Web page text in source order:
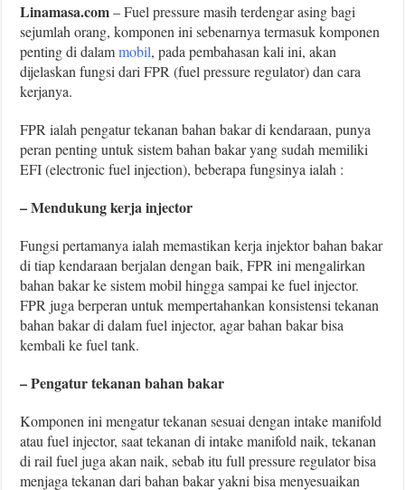
Linamasa.com– Fuel pressure masih terdengar asing bagi
sejumlah orang, komponen ini sebenarnya termasuk komponen
penting di dalammobil, pada pembahasan kali ini, akan
dijelaskan fungsi dari FPR (fuel pressure regulator) dan cara
kerjanya.
FPR ialah pengatur tekanan bahan bakar di kendaraan, punya
peran penting untuk sistem bahan bakar yang sudah memiliki
EFI (electronic fuel injection), beberapa fungsinya ialah :
– Mendukung kerja injector
Fungsi pertamanya ialah memastikan kerja injektor bahan bakar
di tiap kendaraan berjalan dengan baik, FPR ini mengalirkan
bahan bakar ke sistem mobil hingga sampai ke fuel injector.
FPR juga berperan untuk mempertahankan konsistensi tekanan
bahan bakar di dalam fuel injector, agar bahan bakar bisa
kembali ke fuel tank.
– Pengatur tekanan bahan bakar
Komponen ini mengatur tekanan sesuai dengan intake manifold
atau fuel injector, saat tekanan di intake manifold naik, tekanan
di rail fuel juga akan naik, sebab itu full pressure regulator bisa
menjaga tekanan dari bahan bakar yakni bisa menyesuaikan